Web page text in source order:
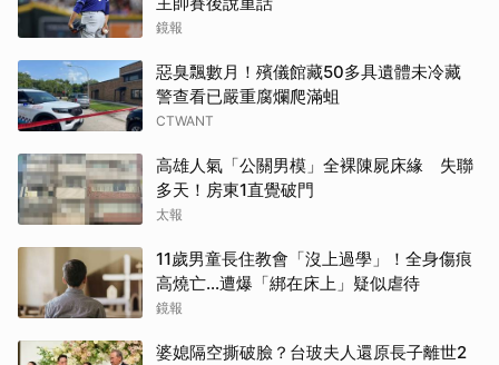
鏡報
惡臭飄數月！殯儀館藏50多具遺體未冷藏
警查看已嚴重腐爛爬滿蛆
CTWANT
高雄人氣「公關男模」全裸陳屍床緣 失聯
多天！房東1直覺破門
太報
11歲男童長住教會「沒上過學」！全身傷痕
高燒亡…遭爆「綁在床上」疑似虐待
鏡報
婆媳隔空撕破臉？台玻夫人還原長子離世2